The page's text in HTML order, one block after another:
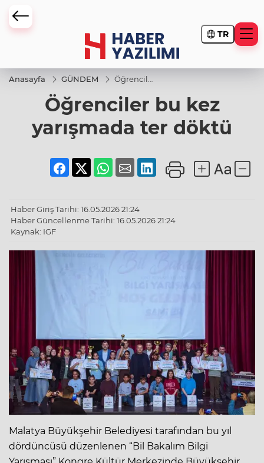
TR
Anasayfa GÜNDEM
Öğrenciler
yarışmada
ter döktü
Öğrenciler bu kez
yarışmada ter döktü
Haber Giriş Tarihi: 16.05.2026 21:24
Haber Güncellenme Tarihi: 16.05.2026 21:24
Kaynak: IGF
Malatya Büyükşehir Belediyesi tarafından bu yıl
dördüncüsü düzenlenen “Bil Bakalım Bilgi